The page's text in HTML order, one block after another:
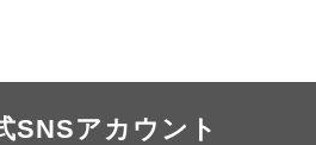
SNSアカウント